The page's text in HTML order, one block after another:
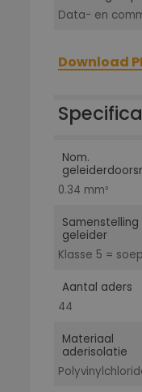
Data- en
Download
Nom.
0.34 mm²
Samenstelling
geleider
Klasse 5 =
Aantal aders
44
Materiaal
aderisolatie